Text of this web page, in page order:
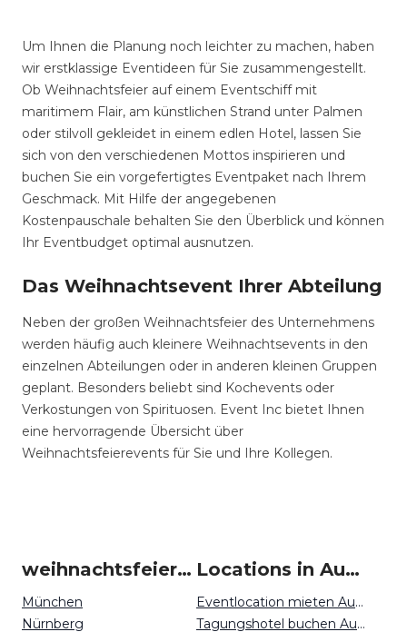
Um Ihnen die Planung noch leichter zu machen, haben
wir erstklassige Eventideen für Sie zusammengestellt.
Ob Weihnachtsfeier auf einem Eventschiff mit
maritimem Flair, am künstlichen Strand unter Palmen
oder stilvoll gekleidet in einem edlen Hotel, lassen Sie
sich von den verschiedenen Mottos inspirieren und
buchen Sie ein vorgefertigtes Eventpaket nach Ihrem
Geschmack. Mit Hilfe der angegebenen
Kostenpauschale behalten Sie den Überblick und können
Ihr Eventbudget optimal ausnutzen.
Das Weihnachtsevent Ihrer Abteilung
Neben der großen Weihnachtsfeier des Unternehmens
werden häufig auch kleinere Weihnachtsevents in den
einzelnen Abteilungen oder in anderen kleinen Gruppen
geplant. Besonders beliebt sind Kochevents oder
Verkostungen von Spirituosen. Event Inc bietet Ihnen
eine hervorragende Übersicht über
Weihnachtsfeierevents für Sie und Ihre Kollegen.
weihnachtsfeier-ideen um Augsburg
München
Nürnberg
Locations in Augsburg mieten
Eventlocation mieten Augsburg
Tagungshotel buchen Augsburg